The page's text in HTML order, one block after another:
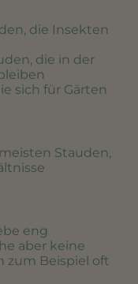
die Insekten
die in der
sich für Gärten
Stauden,
eng
aber keine
zum Beispiel oft